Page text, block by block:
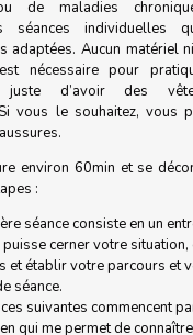
de maladies
séances individuelles
adaptées. Aucun matériel
nécessaire pour
juste d’avoir des
vous le souhaitez, vous
environ 60min et se
:
séance consiste en un
cerner votre situation,
et établir votre parcours et
séance.
suivantes commencent
qui me permet de